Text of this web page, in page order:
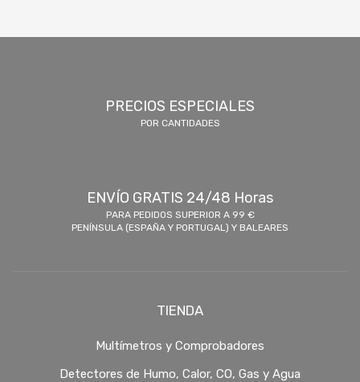
PRECIOS ESPECIALES
POR CANTIDADES
ENVÍO GRATIS 24/48 Horas
PARA PEDIDOS SUPERIOR A 99 €
PENÍNSULA (ESPAÑA Y PORTUGAL) Y BALEARES
TIENDA
Multímetros y Comprobadores
Detectores de Humo, Calor, CO, Gas y Agua